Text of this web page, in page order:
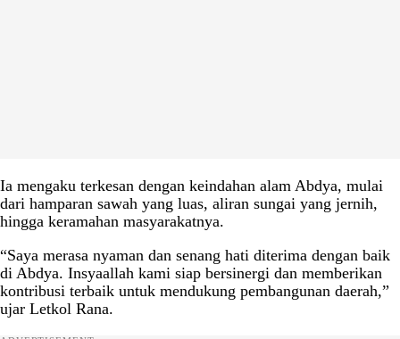
Ia mengaku terkesan dengan keindahan alam Abdya, mulai
dari hamparan sawah yang luas, aliran sungai yang jernih,
hingga keramahan masyarakatnya.
“Saya merasa nyaman dan senang hati diterima dengan baik
di Abdya. Insyaallah kami siap bersinergi dan memberikan
kontribusi terbaik untuk mendukung pembangunan daerah,”
ujar Letkol Rana.